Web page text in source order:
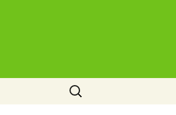
Cari
untuk: